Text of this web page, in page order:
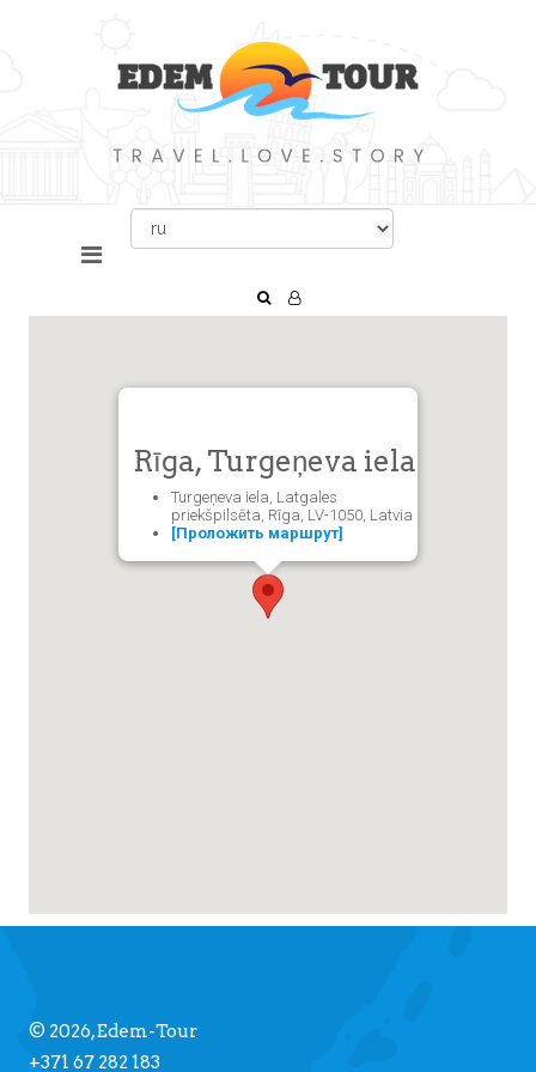
Rīga, Turgeņeva iela
Turgeņeva iela, Latgales
priekšpilsēta, Rīga, LV-1050, Latvia
[Проложить маршрут]
© 2026, Edem-Tour
+371 67 282 183